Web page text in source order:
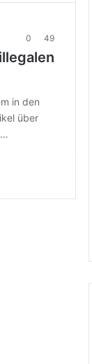
0 49
in den
über